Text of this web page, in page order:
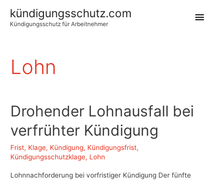
kündigungsschutz.com
Kündigungsschutz für Arbeitnehmer
Lohn
Drohender Lohnausfall bei
verfrühter Kündigung
Frist, Klage, Kündigung, Kündigungsfrist,
Kündigungsschutzklage, Lohn
Lohnnachforderung bei vorfristiger Kündigung Der fünfte